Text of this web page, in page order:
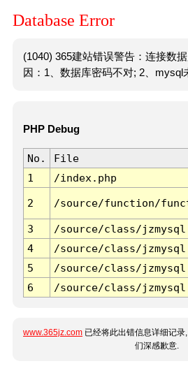
Database Error
(1040) 365建站错误警告：连接数
因：1、数据库密码不对; 2、mysql
PHP Debug
No. File
1
/index.php
2 /source/function/
3 /source/class/
4
/source/class/
5
/source/class/
6
/source/class/
www.365jz.com 已经将此出错信息详细记
们深感歉意.